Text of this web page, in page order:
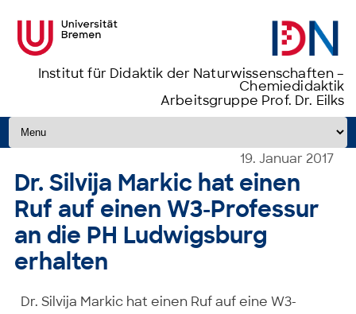
Institut für Didaktik der Naturwissenschaften –
Chemiedidaktik
Arbeitsgruppe Prof. Dr. Eilks
Zum Inhalt springen
19. Januar 2017
Dr. Silvija Markic hat einen
Ruf auf einen W3-Professur
an die PH Ludwigsburg
erhalten
Dr. Silvija Markic hat einen Ruf auf eine W3-